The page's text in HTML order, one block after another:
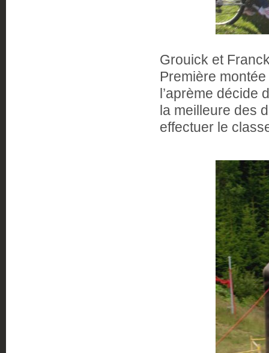
Grouick et
Première
l’aprème décide
la meilleure des
effectuer le